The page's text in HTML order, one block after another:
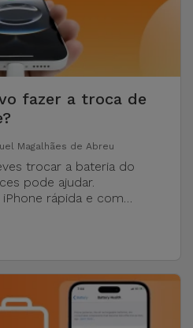
fazer a troca de
Magalhães de Abreu
trocar a bateria do
pode ajudar.
rápida e com